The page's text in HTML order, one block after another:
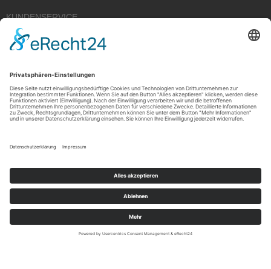
KUNDENSERVICE
Kauf widerrufen
RECHTLICHES
ÜBER UNS